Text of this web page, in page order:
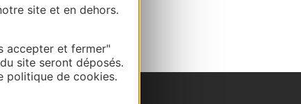
site et en dehors.
accepter et fermer"
site seront déposés.
politique de cookies.